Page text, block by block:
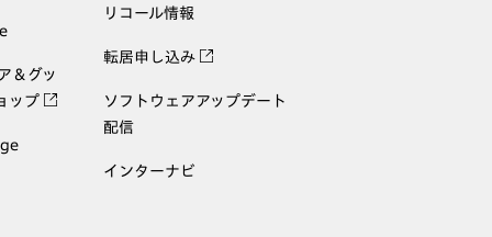
＆グッ
ップ
リコール情報
転居申し込み
ソフトウェアアップデート
配信
インターナビ